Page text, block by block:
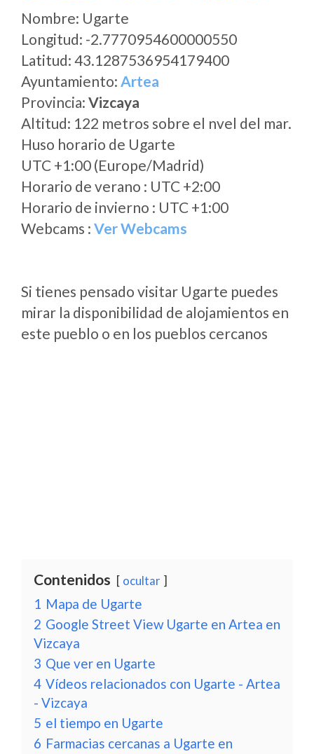
Nombre: Ugarte
Longitud: -2.7770954600000550
Latitud: 43.1287536954179400
Ayuntamiento: Artea
Provincia: Vizcaya
Altitud: 122 metros sobre el nvel del mar.
Huso horario de Ugarte
UTC +1:00 (Europe/Madrid)
Horario de verano : UTC +2:00
Horario de invierno : UTC +1:00
Webcams : Ver Webcams
Si tienes pensado visitar Ugarte puedes
mirar la disponibilidad de alojamientos en
este pueblo o en los pueblos cercanos
Contenidos ocultar
1 Mapa de Ugarte
2 Google Street View Ugarte en Artea en
Vizcaya
3 Que ver en Ugarte
4 Vídeos relacionados con Ugarte - Artea
- Vizcaya
5 el tiempo en Ugarte
6 Farmacias cercanas a Ugarte en